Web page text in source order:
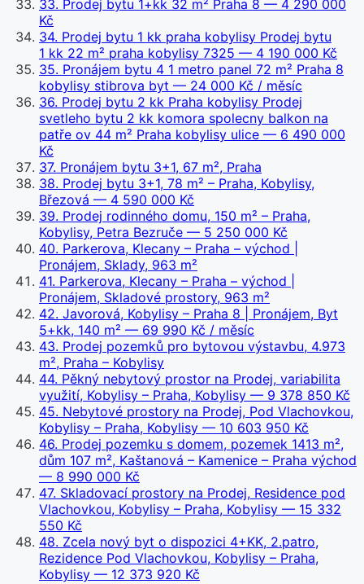
33. Prodej bytu 1+kk 32 m² Praha 8 — 4 290 000
Kč
34. Prodej bytu 1 kk praha kobylisy Prodej bytu
1 kk 22 m² praha kobylisy 7325 — 4 190 000 Kč
35. Pronájem bytu 4 1 metro panel 72 m² Praha 8
kobylisy stibrova byt — 24 000 Kč / měsíc
36. Prodej bytu 2 kk Praha kobylisy Prodej
svetleho bytu 2 kk komora spolecny balkon na
patře ov 44 m² Praha kobylisy ulice — 6 490 000
Kč
37. Pronájem bytu 3+1, 67 m², Praha
38. Prodej bytu 3+1, 78 m² – Praha, Kobylisy,
Březová — 4 590 000 Kč
39. Prodej rodinného domu, 150 m² – Praha,
Kobylisy, Petra Bezruče — 5 250 000 Kč
40. Parkerova, Klecany – Praha – východ |
Pronájem, Sklady, 963 m²
41. Parkerova, Klecany – Praha – východ |
Pronájem, Skladové prostory, 963 m²
42. Javorová, Kobylisy – Praha 8 | Pronájem, Byt
5+kk, 140 m² — 69 990 Kč / měsíc
43. Prodej pozemků pro bytovou výstavbu, 4.973
m², Praha – Kobylisy
44. Pěkný nebytový prostor na Prodej, variabilita
využití, Kobylisy – Praha, Kobylisy — 9 378 850 Kč
45. Nebytové prostory na Prodej, Pod Vlachovkou,
Kobylisy – Praha, Kobylisy — 10 603 950 Kč
46. Prodej pozemku s domem, pozemek 1413 m²,
dům 107 m², Kaštanová – Kamenice – Praha východ
— 8 990 000 Kč
47. Skladovací prostory na Prodej, Residence pod
Vlachovkou, Kobylisy – Praha, Kobylisy — 15 332
550 Kč
48. Zcela nový byt o dispozici 4+KK, 2.patro,
Rezidence Pod Vlachovkou, Kobylisy – Praha,
Kobylisy — 12 373 920 Kč